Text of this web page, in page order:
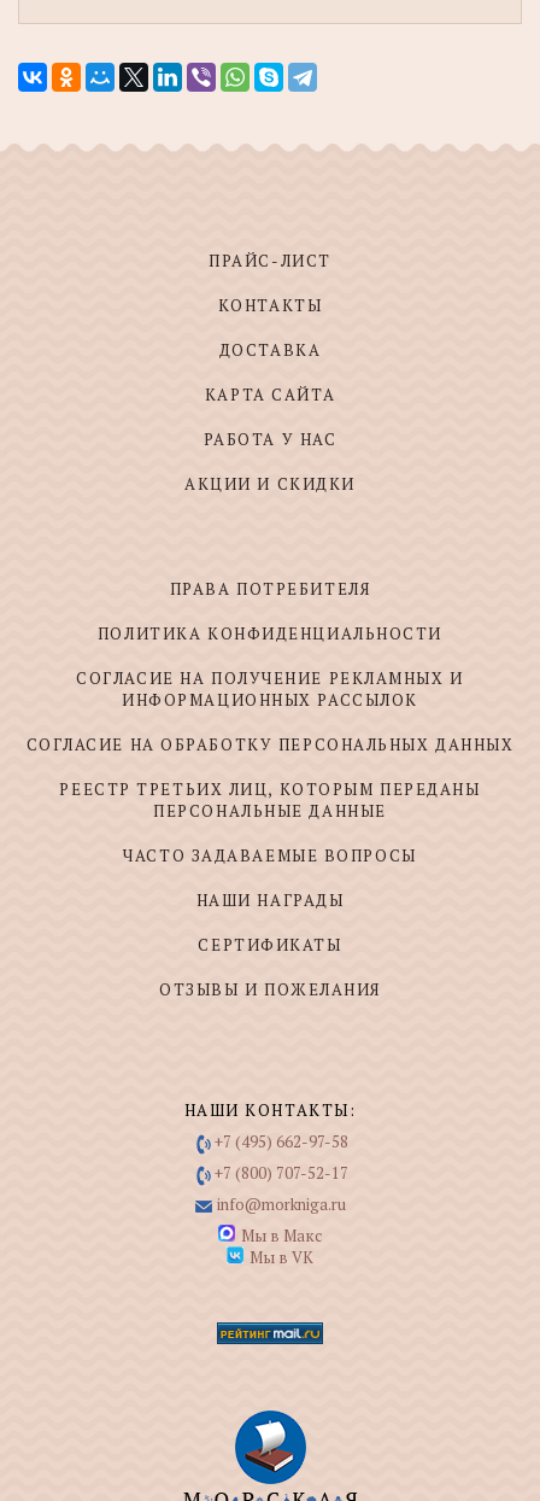
ПРАЙС-ЛИСТ
КОНТАКТЫ
ДОСТАВКА
КАРТА САЙТА
РАБОТА У НАС
АКЦИИ И СКИДКИ
ПРАВА ПОТРЕБИТЕЛЯ
ПОЛИТИКА КОНФИДЕНЦИАЛЬНОСТИ
СОГЛАСИЕ НА ПОЛУЧЕНИЕ РЕКЛАМНЫХ И
ИНФОРМАЦИОННЫХ РАССЫЛОК
СОГЛАСИЕ НА ОБРАБОТКУ ПЕРСОНАЛЬНЫХ ДАННЫХ
РЕЕСТР ТРЕТЬИХ ЛИЦ, КОТОРЫМ ПЕРЕДАНЫ
ПЕРСОНАЛЬНЫЕ ДАННЫЕ
ЧАСТО ЗАДАВАЕМЫЕ ВОПРОСЫ
НАШИ НАГРАДЫ
СЕРТИФИКАТЫ
ОТЗЫВЫ И ПОЖЕЛАНИЯ
НАШИ КОНТАКТЫ:
+7 (495) 662-97-58
+7 (800) 707-52-17
info@morkniga.ru
Мы в Макс
Мы в VK